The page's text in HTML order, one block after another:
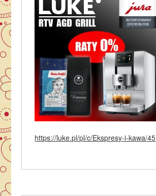
https://luke.pl/pl/c/Ekspresy-i-kawa/45